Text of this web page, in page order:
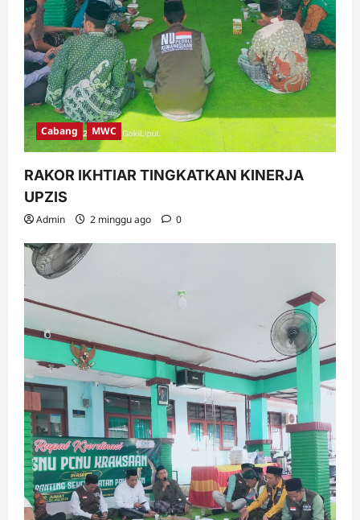
Cabang MWC
RAKOR IKHTIAR TINGKATKAN KINERJA
UPZIS
Admin 2 minggu ago 0